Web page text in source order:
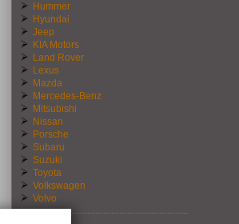
Hummer
Hyundai
Jeep
KIA Motors
Land Rover
Lexus
Mazda
Mercedes-Benz
Mitsubishi
Nissan
Porsche
Subaru
Suzuki
Toyota
Volkswagen
Volvo